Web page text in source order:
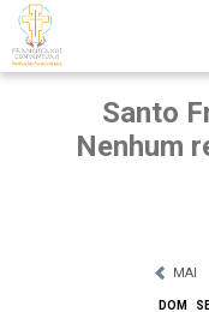
Santo
Nenhum
MAI
DOM